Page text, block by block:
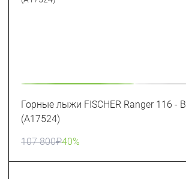
Горные лыжи FISCHER Ranger 116 -
(A17524)
107 800₽40%